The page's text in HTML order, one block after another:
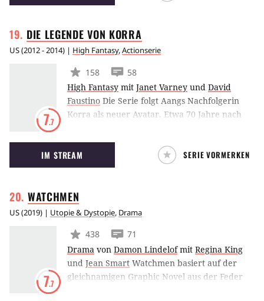
DIE LEGENDE VON KORRA
US(2012 - 2014) | High Fantasy,Actionserie
7.7
158
58
High Fantasy mit Janet Varney und David
Faustino Die Serie folgt Aangs Nachfolgerin
Korra als neuer Avatar. Etwa 70 Jahre nach
Elemente” haben die vier Nationen unter
Aangs Federführung aus ehemaligen
Feuernations-Kolonien im Erdkönigreich die
deren Hauptstadt Republic City die Serie
spielt.
IM STREAM SERIE VORMERKEN
WATCHMEN
US(2019) | Utopie & Dystopie, Drama
7.7
438
71
Drama von Damon Lindelofmit Regina King
und Jean Smart Watchmen basiert auf der
gleichnamigen Graphic Novel aus der Feder